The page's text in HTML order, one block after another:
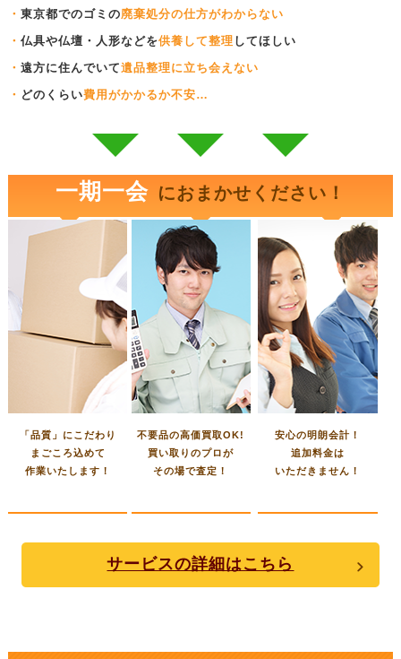
・ 東京都でのゴミの廃棄処分の仕方がわからない
・ 仏具や仏壇・人形などを供養して整理 してほしい
・ 遠方に住んでいて遺品整理に立ち会えない
・ どのくらい費用がかかるか不安…
一期一会 におまかせください！
「品質」にこだわり
まごころ込めて
作業いたします！
不要品の高価買取OK!
買い取りのプロが
その場で査定！
安心の明朗会計！
追加料金は
いただきません！
サービスの詳細はこちら